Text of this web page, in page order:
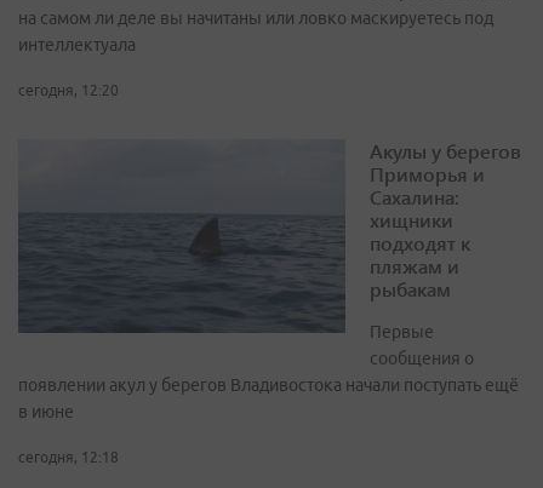
на самом ли деле вы начитаны или ловко маскируетесь под
интеллектуала
сегодня, 12:20
Акулы у берегов
Приморья и
Сахалина:
хищники
подходят к
пляжам и
рыбакам
Первые
сообщения о
появлении акул у берегов Владивостока начали поступать ещё
в июне
сегодня, 12:18